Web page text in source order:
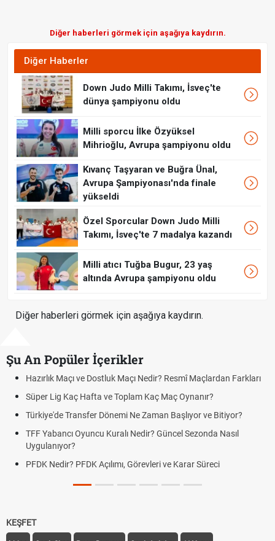
Diğer haberleri görmek için aşağıya kaydırın.
Diğer Haberler
Down Judo Milli Takımı, İsveç'te
dünya şampiyonu oldu
Milli sporcu İlke Özyüksel
Mihrioğlu, Avrupa şampiyonu oldu
Kıvanç Taşyaran ve Buğra Ünal,
Avrupa Şampiyonası'nda finale
yükseldi
Özel Sporcular Down Judo Milli
Takımı, İsveç'te 7 madalya kazandı
Milli atıcı Tuğba Bugur, 23 yaş
altında Avrupa şampiyonu oldu
Diğer haberleri görmek için aşağıya kaydırın.
Şu An Popüler İçerikler
Maçlardan Farkları
ve Bitiyor?
Sezonda Nasıl
Süreci
Puan Durumunda AG, OM ve Diğer
Skor Ne Demek? Sporda Skor ve Sonuç
Futbol Nasıl Oynanır? Temel Futbol Kuralları
Deplasman Golü Kuralı Nedir? Hangi
DGS Sonuçları Ne Zaman Açıklanacak
KEŞFET